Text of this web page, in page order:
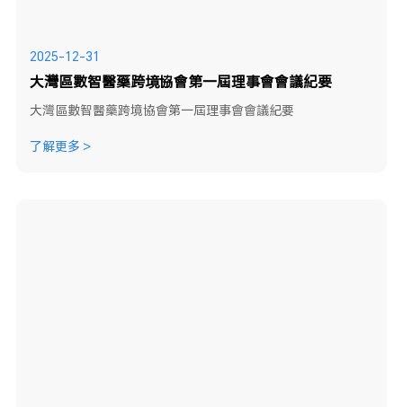
2025-12-31
大灣區數智醫藥跨境協會第一屆理事會會議紀要
大灣區數智醫藥跨境協會第一屆理事會會議紀要
了解更多 >